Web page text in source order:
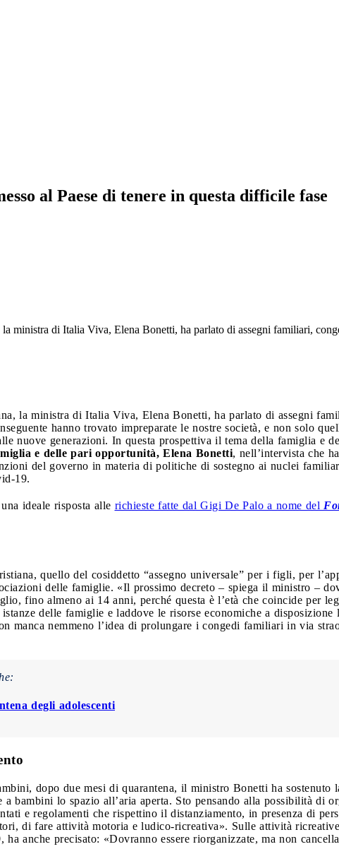
al Paese di tenere in questa difficile fase
ministra di Italia Viva, Elena Bonetti, ha parlato di assegni familiari,
la ministra di Italia Viva, Elena Bonetti, ha parlato di assegni
hanno trovato impreparate le nostre società, e non solo
nuove generazioni. In questa prospettiva il tema della famiglia e
e delle pari opportunità, Elena Bonetti, nell’intervista che
del governo in materia di politiche di sostegno ai nuclei
19.
ideale risposta alle richieste fatte dal Gigi De Palo a nome del
quello del cosiddetto “assegno universale” per i figli, per
delle famiglie. «Il prossimo decreto – spiega il ministro –
fino almeno ai 14 anni, perché questa è l’età che coincide per
delle famiglie e laddove le risorse economiche a disposizione
manca nemmeno l’idea di prolungare i congedi familiari in via
degli adolescenti
dopo due mesi di quarantena, il ministro Bonetti ha sostenuto
bambini lo spazio all’aria aperta. Sto pensando alla possibilità di
e regolamenti che rispettino il distanziamento, in presenza di
di fare attività motoria e ludico-ricreativa». Sulle attività
anche precisato: «Dovranno essere riorganizzate, ma non